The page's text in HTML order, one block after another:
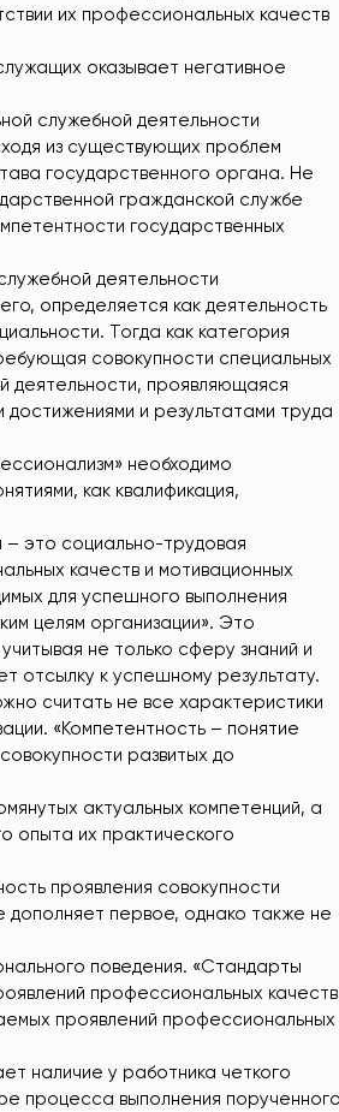
их профессиональных качеств
оказывает негативное
служебной деятельности
из существующих проблем
государственного органа. Не
гражданской службе
государственных
деятельности
определяется как деятельность
Тогда как категория
совокупности специальных
деятельности, проявляющаяся
и результатами труда
необходимо
как квалификация,
это социально-трудовая
качеств и мотивационных
для успешного выполнения
целям организации». Это
не только сферу знаний и
отсылку к успешному результату.
считать не все характеристики
«Компетентность – понятие
развитых до
актуальных компетенций, а
опыта их практического
проявления совокупности
первое, однако также не
поведения. «Стандарты
профессиональных качеств
проявлений профессиональных
наличие у работника четкого
процесса выполнения